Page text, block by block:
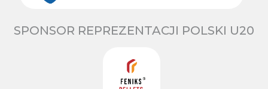
SPONSOR REPREZENTACJI POLSKI U20